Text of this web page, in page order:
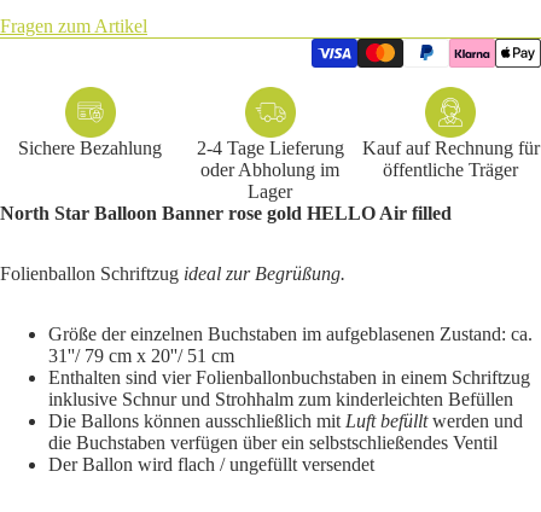
Fragen zum Artikel
Sichere Bezahlung
2-4 Tage Lieferung
oder Abholung im
Lager
Kauf auf Rechnung für
öffentliche Träger
North Star Balloon Banner rose gold HELLO Air filled
Folienballon Schriftzug ideal zur Begrüßung.
Größe der einzelnen Buchstaben im aufgeblasenen Zustand: ca.
31''/ 79 cm x 20''/ 51 cm
Enthalten sind vier Folienballonbuchstaben in einem Schriftzug
inklusive Schnur und Strohhalm zum kinderleichten Befüllen
Die Ballons können ausschließlich mit Luft befülltwerden und
die Buchstaben verfügen über ein selbstschließendes Ventil
Der Ballon wird flach / ungefüllt versendet